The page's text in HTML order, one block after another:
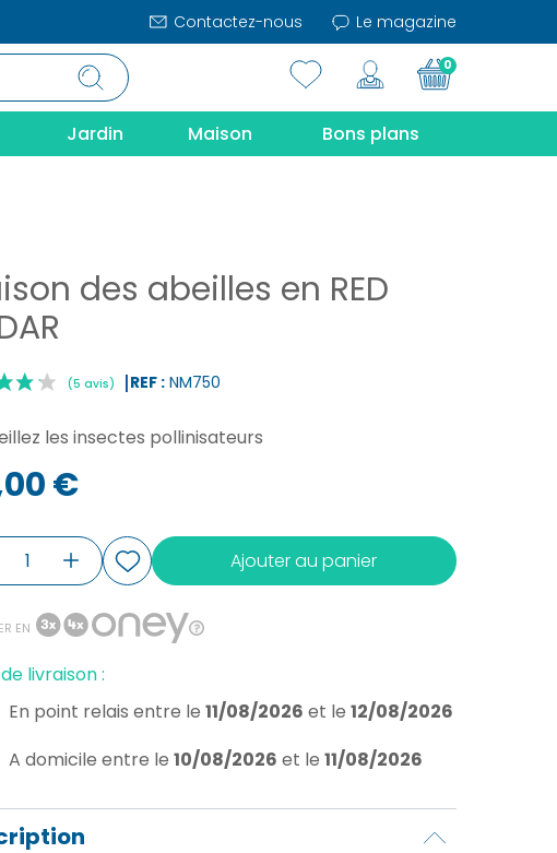
Contactez-nous Le magazine
0
Jardin Maison Bons plans
des abeilles en RED
REF : NM750
les insectes pollinisateurs
€
Ajouter au panier
EN
livraison :
En point relais entre le 11/08/2026 et le 12/08/2026
A domicile entre le 10/08/2026 et le 11/08/2026